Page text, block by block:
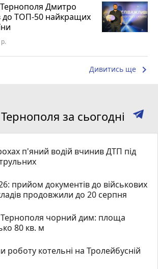
Тернополя Дмитро
до ТОП-50 найкращих
Дивитись ще keyboard_arrow_right
за сьогодні
п'яний водій вчинив ДТП під
прийом документів до військових
продовжили до 20 серпня
чорний дим: площа
80 кв. м
роботу котельні на Тролейбусній